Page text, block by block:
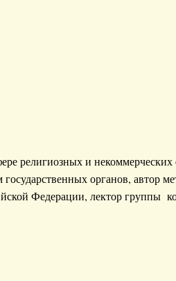
религиозных и некоммерческих
органов, автор
Федерации, лектор группы